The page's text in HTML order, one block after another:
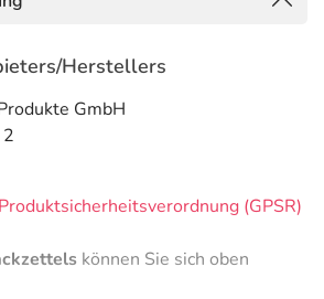
Herstellers
GmbH
(GPSR)
können Sie sich oben